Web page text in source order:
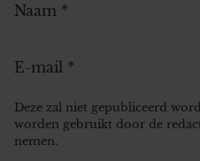
Naam *
E-mail *
Deze zal niet gepubliceerd
worden gebruikt door de
nemen.